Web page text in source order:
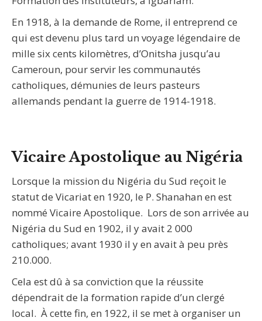
En 1918, à la demande de Rome, il entreprend ce
qui est devenu plus tard un voyage légendaire de
mille six cents kilomètres, d’Onitsha jusqu’au
Cameroun, pour servir les communautés
catholiques, démunies de leurs pasteurs
allemands pendant la guerre de 1914-1918.
Vicaire Apostolique au Nigéria
Lorsque la mission du Nigéria du Sud reçoit le
statut de Vicariat en 1920, le P. Shanahan en est
nommé Vicaire Apostolique. Lors de son arrivée au
Nigéria du Sud en 1902, il y avait 2 000
catholiques; avant 1930 il y en avait à peu près
210.000.
Cela est dû à sa conviction que la réussite
dépendrait de la formation rapide d’un clergé
local. À cette fin, en 1922, il se met à organiser un